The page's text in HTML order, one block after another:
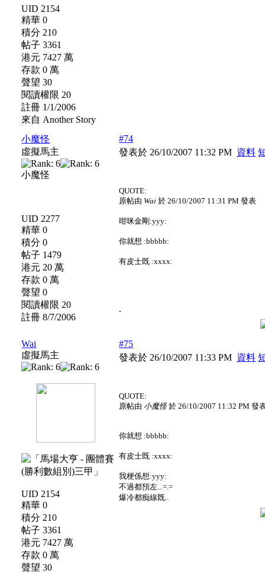
UID 2154
精華 0
積分 210
帖子 3361
港元 7427 萬
存款 0 萬
聲望 30
閱讀權限 20
註冊 1/1/2006
來自 Another Story
小魔怪
虛擬馬主
小魔怪
UID 2277
精華 0
積分 0
帖子 1479
港元 20 萬
存款 0 萬
聲望 0
閱讀權限 20
註冊 8/7/2006
#74
發表於 26/10/2007 11:32 PM 資料
QUOTE:
原帖由 Wai 於 26/10/2007 11:31 PM 發表
咁咪金剛:yyy:
你就想 :bbbbb:
有皮士既 :xxxx:
.
Wai
虛擬馬主
UID 2154
精華 0
積分 210
帖子 3361
港元 7427 萬
存款 0 萬
聲望 30
#75
發表於 26/10/2007 11:33 PM 資料
QUOTE:
原帖由 小魔怪於 26/10/2007 11:32 PM 發
你就想 :bbbbb:
有皮士既 :xxxx:
我梗係想:yyy:
不過都預左...=.=
爆冷都痴線既..